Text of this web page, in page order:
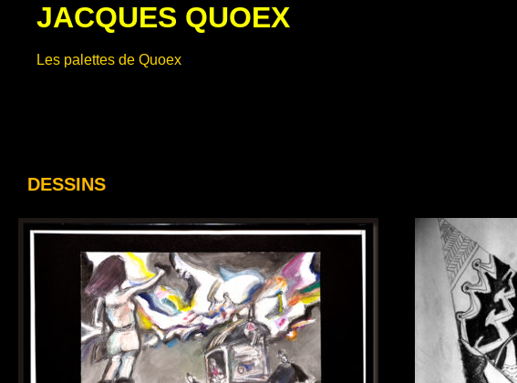
contenu
JACQUES QUOEX
Les palettes de Quoex
DESSINS